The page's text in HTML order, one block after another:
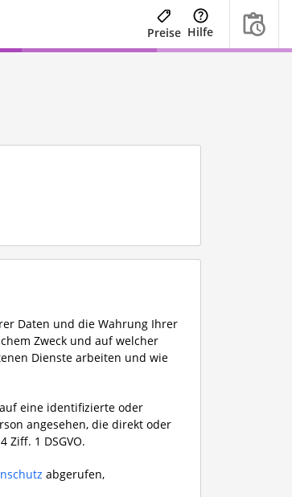
Preise Hilfe
Daten und die Wahrung Ihrer
Zweck und auf welcher
Dienste arbeiten und wie
eine identifizierte oder
angesehen, die direkt oder
1 DSGVO.
abgerufen,